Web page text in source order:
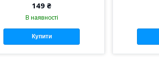
149 ₴
В наявності
Купити